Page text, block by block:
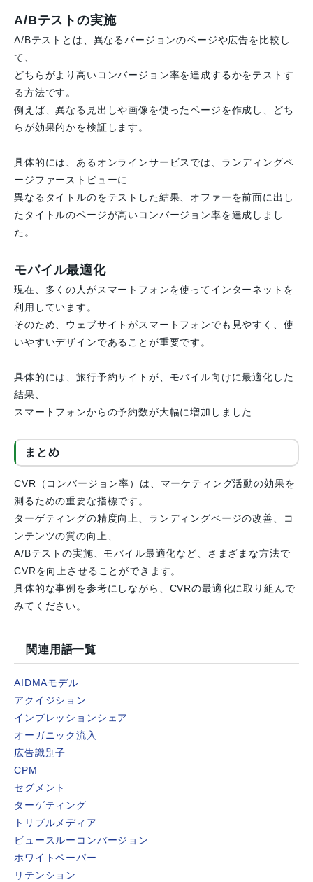
A/Bテストの実施
A/Bテストとは、異なるバージョンのページや広告を比較し
て、
どちらがより高いコンバージョン率を達成するかをテストす
る方法です。
例えば、異なる見出しや画像を使ったページを作成し、どち
らが効果的かを検証します。
具体的には、あるオンラインサービスでは、ランディングペ
ージファーストビューに
異なるタイトルのをテストした結果、オファーを前面に出し
たタイトルのページが高いコンバージョン率を達成しまし
た。
モバイル最適化
現在、多くの人がスマートフォンを使ってインターネットを
利用しています。
そのため、ウェブサイトがスマートフォンでも見やすく、使
いやすいデザインであることが重要です。
具体的には、旅行予約サイトが、モバイル向けに最適化した
結果、
スマートフォンからの予約数が大幅に増加しました
まとめ
CVR（コンバージョン率）は、マーケティング活動の効果を
測るための重要な指標です。
ターゲティングの精度向上、ランディングページの改善、コ
ンテンツの質の向上、
A/Bテストの実施、モバイル最適化など、さまざまな方法で
CVRを向上させることができます。
具体的な事例を参考にしながら、CVRの最適化に取り組んで
みてください。
関連用語一覧
AIDMAモデル
アクイジション
インプレッションシェア
オーガニック流入
広告識別子
CPM
セグメント
ターゲティング
トリプルメディア
ビュースルーコンバージョン
ホワイトペーパー
リテンション